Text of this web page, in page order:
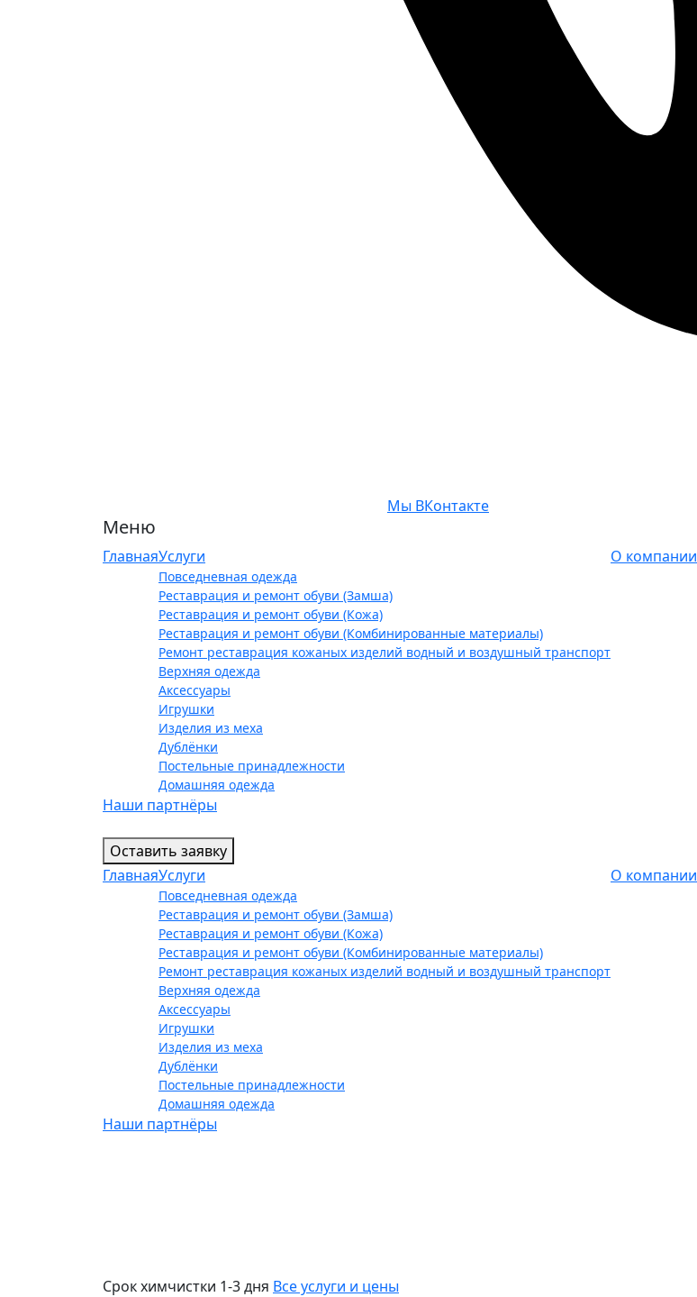
Мы ВКонтакте
Меню
ГлавнаяУслуги
Повседневная одежда
Реставрация и ремонт обуви (Замша)
Реставрация и ремонт обуви (Кожа)
Реставрация и ремонт обуви (Комбинированные материалы)
Ремонт реставрация кожаных изделий водный и воздушный транспорт
Верхняя одежда
Аксессуары
Игрушки
Изделия из меха
Дублёнки
Постельные принадлежности
Домашняя одежда
О компании
Наши партнёры
Оставить заявку
ГлавнаяУслуги
Повседневная одежда
Реставрация и ремонт обуви (Замша)
Реставрация и ремонт обуви (Кожа)
Реставрация и ремонт обуви (Комбинированные материалы)
Ремонт реставрация кожаных изделий водный и воздушный транспорт
Верхняя одежда
Аксессуары
Игрушки
Изделия из меха
Дублёнки
Постельные принадлежности
Домашняя одежда
О компании
Наши партнёры
Срок химчистки 1-3 дня Все услуги и цены